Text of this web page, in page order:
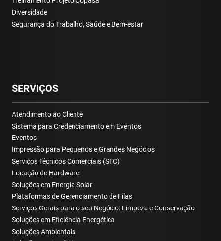
Diversidade
Segurança do Trabalho, Saúde e Bem-estar
SERVIÇOS
Atendimento ao Cliente
Sistema para Credenciamento em Eventos
Eventos
Impressão para Pequenos e Grandes Negócios
Serviços Técnicos Comerciais (STC)
Locação de Hardware
Soluções em Energia Solar
Plataformas de Gerenciamento de Filas
Serviços Gerais para o seu Negócio: Limpeza e Conservação
Soluções em Eficiência Energética
Soluções Ambientais